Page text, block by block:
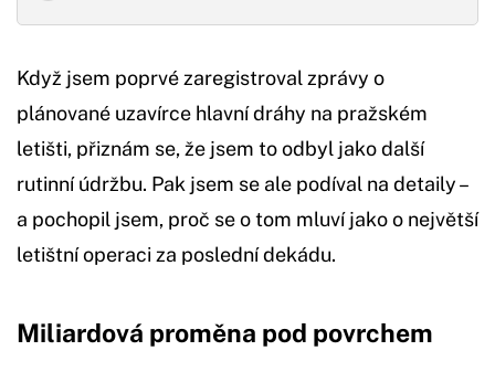
Když jsem poprvé zaregistroval zprávy o
plánované uzavírce hlavní dráhy na pražském
letišti, přiznám se, že jsem to odbyl jako další
rutinní údržbu. Pak jsem se ale podíval na detaily –
a pochopil jsem, proč se o tom mluví jako o největší
letištní operaci za poslední dekádu.
Miliardová proměna pod povrchem